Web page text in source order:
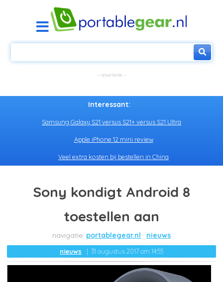
Interessant:
Samsung Galaxy S21 versus S21+ versus S21 Ultra
Apple iPhone 12 mini review
Veel extra kosten bij bestellen in China
Sony kondigt Android 8
toestellen aan
portablegear.nl nieuws
nieuws 31 augustus 2017 om 14:55